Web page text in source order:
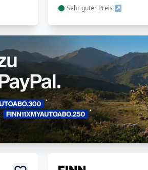
Sehr guter Preis